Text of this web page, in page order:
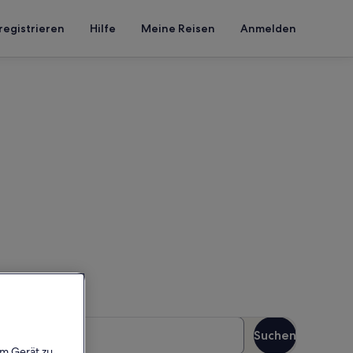
Hilfe Meine Reisen Anmelden
Suchen